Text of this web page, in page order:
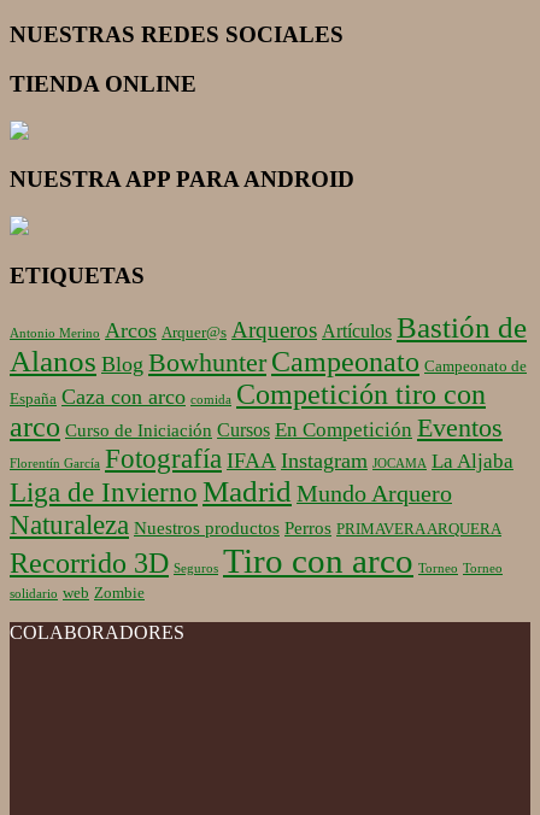
NUESTRAS REDES SOCIALES
TIENDA ONLINE
NUESTRA APP PARA ANDROID
ETIQUETAS
Antonio Merino Arcos Arquer@s Arqueros Artículos Bastión de
Alanos Blog Bowhunter Campeonato Campeonato de
España Caza con arco comida Competición tiro con
arco Curso de Iniciación Cursos En Competición Eventos
Florentín García Fotografía IFAA Instagram JOCAMA La Aljaba
Liga de Invierno Madrid Mundo Arquero
Naturaleza Nuestros productos Perros PRIMAVERA ARQUERA
Recorrido 3D Seguros Tiro con arco Torneo Torneo
solidario web Zombie
COLABORADORES